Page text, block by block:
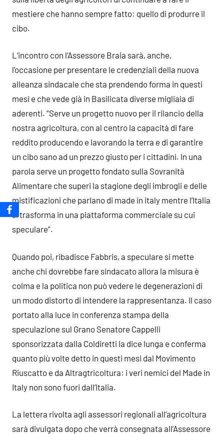
mestiere che hanno sempre fatto: quello di produrre il
cibo.
L’incontro con l’Assessore Braia sarà, anche,
l’occasione per presentare le credenziali della nuova
alleanza sindacale che sta prendendo forma in questi
mesi e che vede già in Basilicata diverse migliaia di
aderenti. “Serve un progetto nuovo per il rilancio della
nostra agricoltura, con al centro la capacità di fare
reddito producendo e lavorando la terra e di garantire
un cibo sano ad un prezzo giusto per i cittadini. In una
parola serve un progetto fondato sulla Sovranità
Alimentare che superi la stagione degli imbrogli e delle
mistificazioni che parlano di made in italy mentre l’Italia
si trasforma in una piattaforma commerciale su cui
speculare”.
Quando poi, ribadisce Fabbris, a speculare si mette
anche chi dovrebbe fare sindacato allora la misura è
colma e la politica non può vedere le degenerazioni di
un modo distorto di intendere la rappresentanza. Il caso
portato alla luce in conferenza stampa della
speculazione sul Grano Senatore Cappelli
sponsorizzata dalla Coldiretti la dice lunga e conferma
quanto più volte detto in questi mesi dal Movimento
Riuscatto e da Altragtricoltura: i veri nemici del Made in
Italy non sono fuori dall’Italia.
La lettera rivolta agli assessori regionali all’agricoltura
sarà divulgata dopo che verrà consegnata all’Assessore